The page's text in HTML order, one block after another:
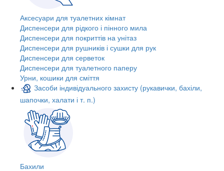
Аксесуари для туалетних кімнат
Диспенсери для рідкого і пінного мила
Диспенсери для покриттів на унітаз
Диспенсери для рушників і сушки для рук
Диспенсери для серветок
Диспенсери для туалетного паперу
Урни, кошики для сміття
Засоби індивідуального захисту (рукавички, бахіли,
шапочки, халати і т. п.)
Бахили